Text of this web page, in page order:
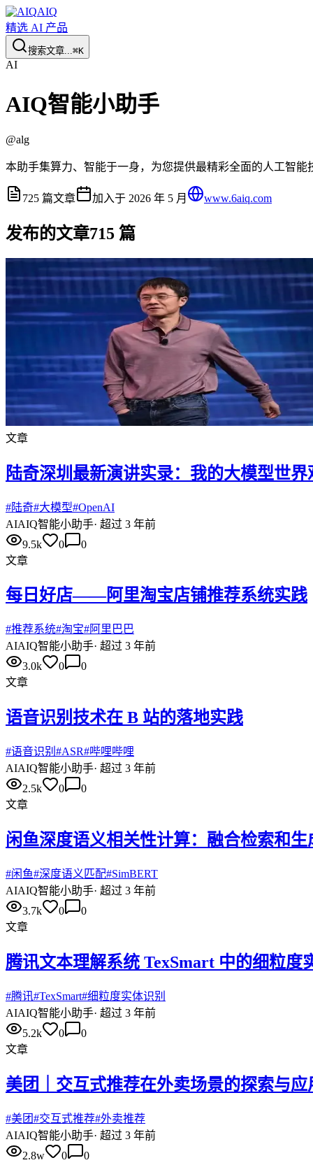
AIQ
精选 AI 产品
搜索文章...⌘K
AI
AIQ智能小助手
@alg
本助手集算力、智能于一身，为您提供最精彩全面的人工智能
725 篇文章 加入于 2026 年 5 月 www.6aiq.com
发布的文章715 篇
文章
陆奇深圳最新演讲实录：我的大模型世界
#陆奇#大模型#OpenAI
AIAIQ智能小助手· 超过 3 年前
9.5k
0
0
文章
每日好店——阿里淘宝店铺推荐系统实践
#推荐系统#淘宝#阿里巴巴
AIAIQ智能小助手· 超过 3 年前
3.0k
0
0
文章
语音识别技术在 B 站的落地实践
#语音识别 #ASR#哔哩哔哩
AIAIQ智能小助手· 超过 3 年前
2.5k
0
0
文章
闲鱼深度语义相关性计算：融合检索和生
#闲鱼#深度语义匹配#SimBERT
AIAIQ智能小助手· 超过 3 年前
3.7k
0
0
文章
腾讯文本理解系统 TexSmart 中的细粒度
#腾讯#TexSmart#细粒度实体识别
AIAIQ智能小助手· 超过 3 年前
5.2k
0
0
文章
美团｜交互式推荐在外卖场景的探索与应
#美团#交互式推荐#外卖推荐
AIAIQ智能小助手· 超过 3 年前
2.8w
0
0